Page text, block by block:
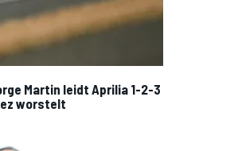
Martin leidt Aprilia 1-2-3
worstelt